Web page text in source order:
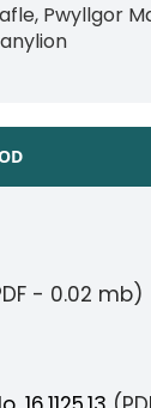
Pwyllgor
- 0.02 mb)